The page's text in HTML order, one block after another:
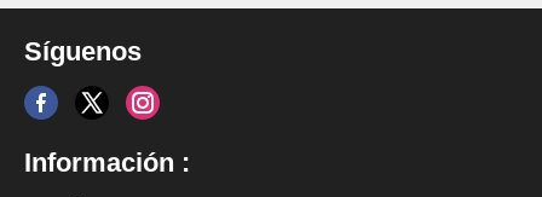
Síguenos
Información :